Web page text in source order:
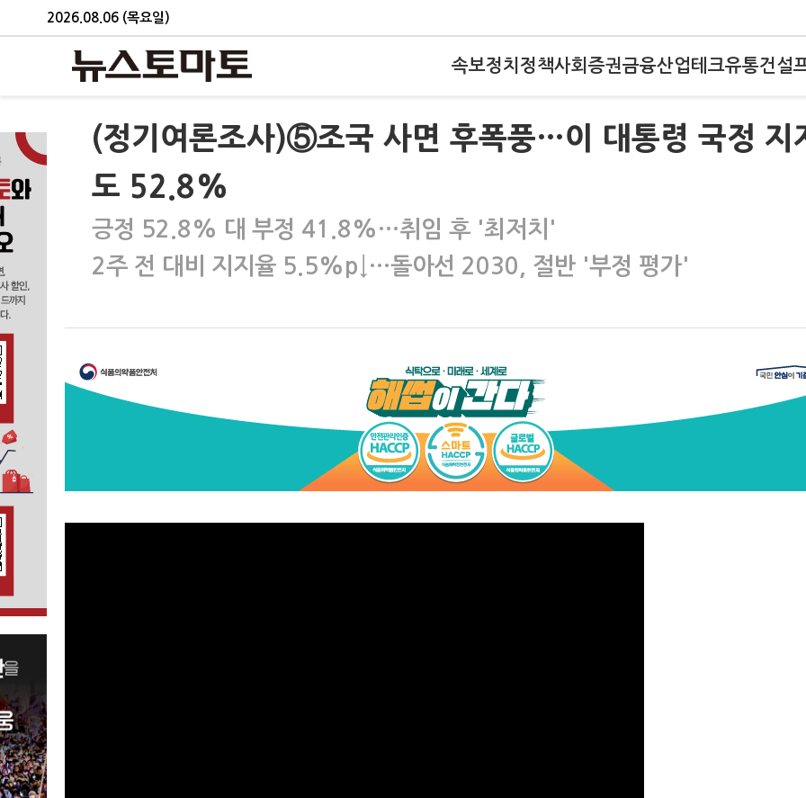
2026.08.06 (목요일)
속보정치 정책사회 증권금융산업테크유통건설
(정기여론조사)⑤조국 사면 후폭풍…이 대통령 국정 지
도 52.8%
긍정 52.8% 대 부정 41.8%…취임 후 '최저치'
2주 전 대비 지지율 5.5%p↓…돌아선 2030, 절반 '부정 평가'